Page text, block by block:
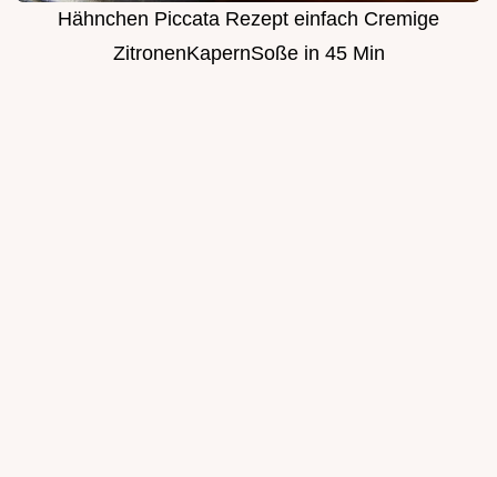
Hähnchen Piccata Rezept einfach Cremige
ZitronenKapernSoße in 45 Min